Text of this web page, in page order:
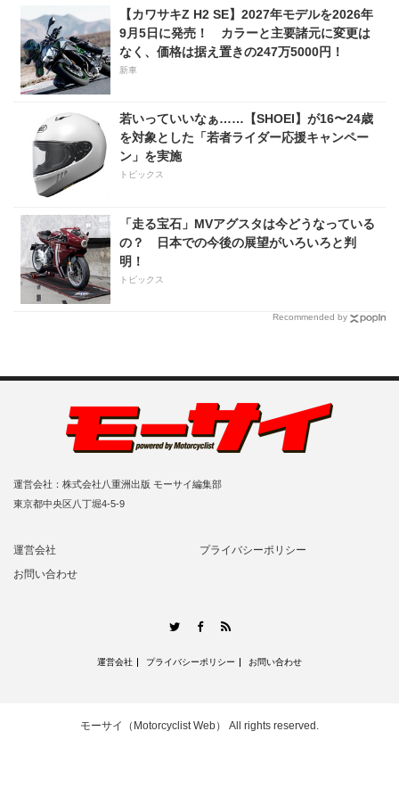
【カワサキZ H2 SE】2027年モデルを2026年
9月5日に発売！ カラーと主要諸元に変更は
なく、価格は据え置きの247万5000円！
新車
若いっていいなぁ……【SHOEI】が16〜24歳
を対象とした「若者ライダー応援キャンペー
ン」を実施
トピックス
「走る宝石」MVアグスタは今どうなっている
の？ 日本での今後の展望がいろいろと判
明！
トピックス
Recommended by
運営会社：株式会社八重洲出版 モーサイ編集部
東京都中央区八丁堀4-5-9
運営会社
プライバシーポリシー
お問い合わせ
TwitterFacebook
運営会社 プライバシーポリシー お問い合わせ
モーサイ（Motorcyclist Web） All rights reserved.